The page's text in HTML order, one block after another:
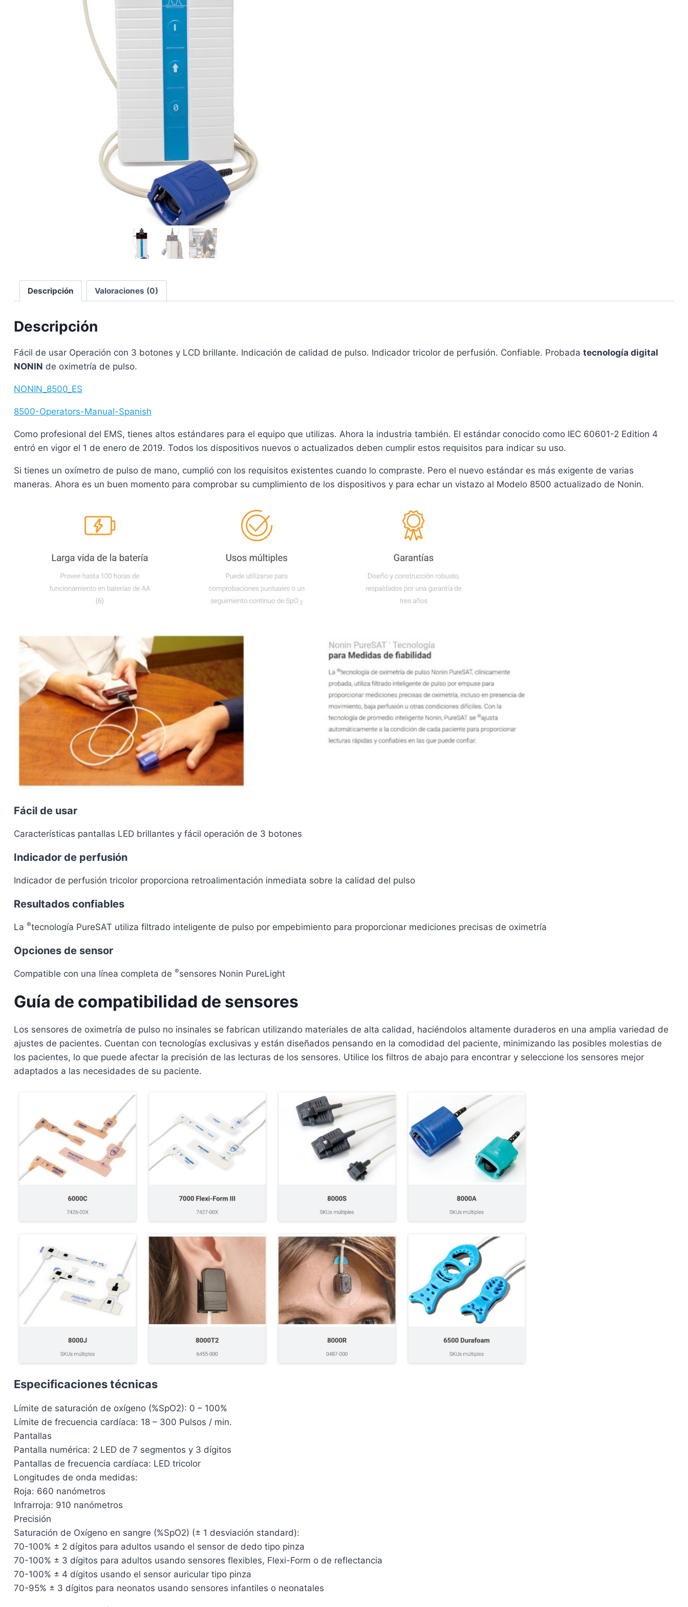
Descripción Valoraciones (0)
Descripción
Fácil de usar Operación con 3 botones y LCD brillante. Indicación de calidad de pulso. Indicador tricolor de perfusión. Confiable. Probada tecnología digital
NONIN de oximetría de pulso.
NONIN_8500_ES
8500-Operators-Manual-Spanish
Como profesional del EMS, tienes altos estándares para el equipo que utilizas. Ahora la industria también. El estándar conocido como IEC 60601-2 Edition 4
entró en vigor el 1 de enero de 2019. Todos los dispositivos nuevos o actualizados deben cumplir estos requisitos para indicar su uso.
Si tienes un oxímetro de pulso de mano, cumplió con los requisitos existentes cuando lo compraste. Pero el nuevo estándar es más exigente de varias
maneras. Ahora es un buen momento para comprobar su cumplimiento de los dispositivos y para echar un vistazo al Modelo 8500 actualizado de Nonin.
Fácil de usar
Características pantallas LED brillantes y fácil operación de 3 botones
Indicador de perfusión
Indicador de perfusión tricolor proporciona retroalimentación inmediata sobre la calidad del pulso
Resultados confiables
La ®tecnología PureSAT utiliza filtrado inteligente de pulso por empebimiento para proporcionar mediciones precisas de oximetría
Opciones de sensor
Compatible con una línea completa de ®sensores Nonin PureLight
Guía de compatibilidad de sensores
Los sensores de oximetría de pulso no insinales se fabrican utilizando materiales de alta calidad, haciéndolos altamente duraderos en una amplia variedad de
ajustes de pacientes. Cuentan con tecnologías exclusivas y están diseñados pensando en la comodidad del paciente, minimizando las posibles molestias de
los pacientes, lo que puede afectar la precisión de las lecturas de los sensores. Utilice los filtros de abajo para encontrar y seleccione los sensores mejor
adaptados a las necesidades de su paciente.
Especificaciones técnicas
Límite de saturación de oxígeno (%SpO2): 0 – 100%
Límite de frecuencia cardíaca: 18 – 300 Pulsos / min.
Pantallas
Pantalla numérica: 2 LED de 7 segmentos y 3 dígitos
Pantallas de frecuencia cardíaca: LED tricolor
Longitudes de onda medidas:
Roja: 660 nanómetros
Infrarroja: 910 nanómetros
Precisión
Saturación de Oxígeno en sangre (%SpO2) (± 1 desviación standard):
70-100% ± 2 dígitos para adultos usando el sensor de dedo tipo pinza
70-100% ± 3 dígitos para adultos usando sensores flexibles, Flexi-Form o de reflectancia
70-100% ± 4 dígitos usando el sensor auricular tipo pinza
70-95% ± 3 dígitos para neonatos usando sensores infantiles o neonatales